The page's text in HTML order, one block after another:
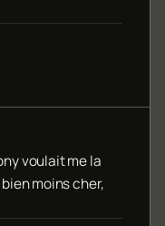
voulait me la
moins cher,